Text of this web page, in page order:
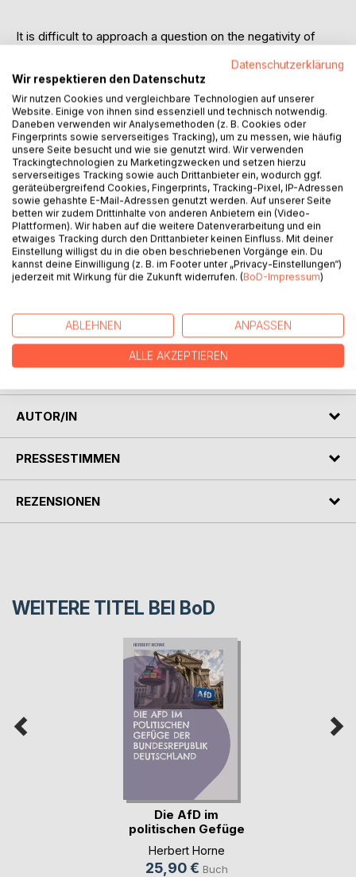
It is difficult to approach a question on the negativity of
Nietzsche, considerably more than most philosophers, has
permeated Western popular culture to the extent that his
name entails specific, negative connotations even to the
layman. Although, this is perhaps in part due to an unfair
association with Hitler, claims that Nietzsche promotes an
inherently negative philosophy are present even in
academic treatments. It is among such academics that the
most serious accusation against Nietzsche arises; namely
that of Nietzsche being a nihilist. While accusations related
to Nazism can relatively easily be refuted, other
accusations are not quite as unfounded: Nietzsche
encouraged strength and power; he called himself an
“immoralist”; he rejected democracy and human equality;
he promoted the notion of an “Übermensch”; and he did
The author discusses these negative associations in terms
of Nietzsche's philosophy. He exposes this common
fallacy by interpreting the various elements of Nietzsche’s
ethics in the context of his philosophy as a whole.
AUTOR/IN
PRESSESTIMMEN
REZENSIONEN
WEITERE TITEL BEI BoD
Die AfD im
politischen Gefüge
der (...)
Herbert Horne
25,90 € Buch
Datenschutzerklärung
Wir respektieren den Datenschutz
Wir nutzen Cookies und vergleichbare Technologien auf unserer
Website. Einige von ihnen sind essenziell und technisch notwendig.
Daneben verwenden wir Analysemethoden (z. B. Cookies oder
Fingerprints sowie serverseitiges Tracking), um zu messen, wie häufig
unsere Seite besucht und wie sie genutzt wird. Wir verwenden
Trackingtechnologien zu Marketingzwecken und setzen hierzu
serverseitiges Tracking sowie auch Drittanbieter ein, wodurch ggf.
geräteübergreifend Cookies, Fingerprints, Tracking-Pixel, IP-Adressen
sowie gehashte E-Mail-Adressen genutzt werden. Auf unserer Seite
betten wir zudem Drittinhalte von anderen Anbietern ein (Video-
Plattformen). Wir haben auf die weitere Datenverarbeitung und ein
etwaiges Tracking durch den Drittanbieter keinen Einfluss. Mit deiner
Einstellung willigst du in die oben beschriebenen Vorgänge ein. Du
kannst deine Einwilligung (z. B. im Footer unter „Privacy-Einstellungen“)
jederzeit mit Wirkung für die Zukunft widerrufen. (BoD-Impressum)
ABLEHNEN ANPASSEN
ALLE AKZEPTIEREN